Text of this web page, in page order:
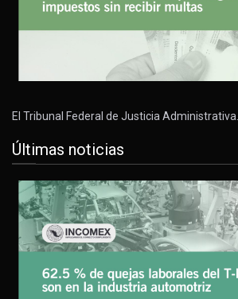
El Tribunal Federal de Justicia Administrativa…
Últimas noticias